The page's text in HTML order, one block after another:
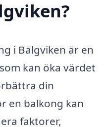
i Bälgviken är en
kan öka värdet
din
en balkong kan
faktorer,